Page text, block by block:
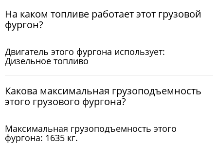
На каком топливе работает этот грузовой
фургон?
Двигатель этого фургона использует:
Дизельное топливо
Какова максимальная грузоподъемность
этого грузового фургона?
Максимальная грузоподъемность этого
фургона: 1635 кг.